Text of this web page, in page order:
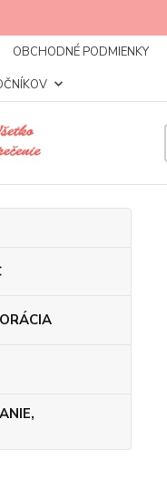
OBCHODNÉ PODMIENKY